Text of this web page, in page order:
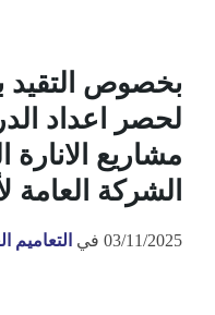
لحصر اعداد
مشاريع
الشركة العامة
03/11/2025 في التعاميم